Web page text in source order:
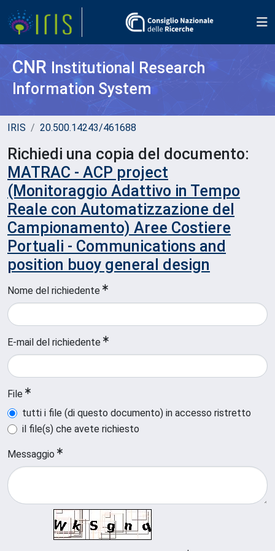
CNR Institutional Research
Information System
IRIS 20.500.14243/461688
Richiedi una copia del documento:
MATRAC - ACP project
(Monitoraggio Adattivo in Tempo
Reale con Automatizzazione del
Campionamento) Aree Costiere
Portuali - Communications and
position buoy general design
Nome del richiedente
E-mail del richiedente
File
tutti i file (di questo documento) in accesso ristretto
il file(s) che avete richiesto
Messaggio